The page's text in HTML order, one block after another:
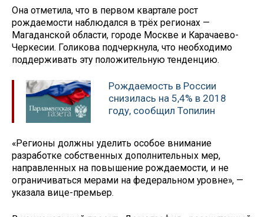
Она отметила, что в первом квартале рост
рождаемости наблюдался в трёх регионах —
Магаданской области, городе Москве и Карачаево-
Черкесии. Голикова подчеркнула, что необходимо
поддерживать эту положительную тенденцию.
Рождаемость в России
снизилась на 5,4% в 2018
году, сообщил Топилин
«Регионы должны уделить особое внимание
разработке собственных дополнительных мер,
направленных на повышение рождаемости, и не
ограничиваться мерами на федеральном уровне», —
указала вице-премьер.